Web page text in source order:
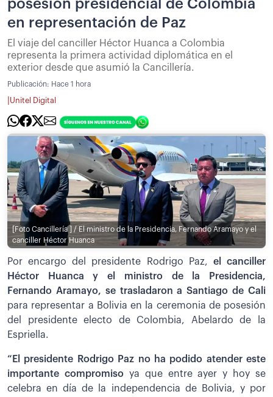
posesión presidencial de Colombia
en representación de Paz
El viaje del canciller Héctor Huanca a Colombia
representa la primera actividad diplomática en el
exterior desde que asumió la Cancillería.
Publicación: Hace 1 hora
Unitel Digital
[Foto Cancillería ] / El ministro de la Presidencia, Fernando Aramayo y el
canciller Héctor Huanca
Por encargo del presidente Rodrigo Paz, el canciller
Héctor Huanca y el ministro de la Presidencia,
Fernando Aramayo, se trasladaron a Santiago de Cali
para representar a Bolivia en la ceremonia de posesión
del presidente electo de Colombia, Abelardo de la
Espriella.
“El presidente Rodrigo Paz no ha podido atender este
importante compromisoya que entre ayer y hoy se
celebra en día de la independencia de Bolivia, y por